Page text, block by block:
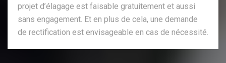
projet d’élagage est faisable gratuitement et aussi
sans engagement. Et en plus de cela, une demande
de rectification est envisageable en cas de nécessité.